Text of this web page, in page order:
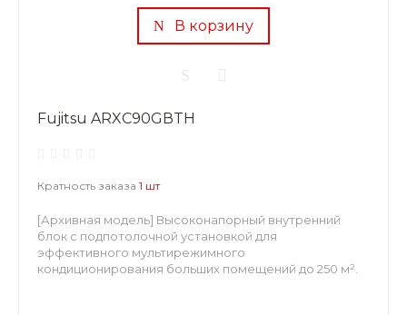
В корзину
Fujitsu ARXC90GВTH
Кратность заказа 1 шт
[Архивная модель] Высоконапорный внутренний
блок с подпотолочной установкой для
эффективного мультирежимного
кондиционирования больших помещений до 250 м².